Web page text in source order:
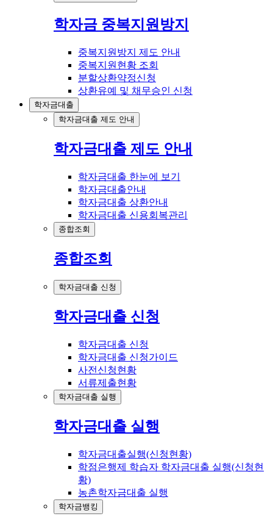
학자금 중복지원방지
중복지원방지 제도 안내
중복지원현황 조회
분할상환약정신청
상환유예 및 채무승인 신청
학자금대출
학자금대출 제도 안내
학자금대출 제도 안내
학자금대출 한눈에 보기
학자금대출안내
학자금대출 상환안내
학자금대출 신용회복관리
종합조회
종합조회
학자금대출 신청
학자금대출 신청
학자금대출 신청
학자금대출 신청가이드
사전신청현황
서류제출현황
학자금대출 실행
학자금대출 실행
학자금대출실행(신청현황)
학점은행제 학습자 학자금대출 실행(신청현
황)
농촌학자금대출 실행
학자금뱅킹